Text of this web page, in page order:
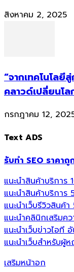
สิงหาคม 2, 2025
“จากเทคโนโล
คลาวด์เปลี่ยนโล
กรกฎาคม 12,
Text ADS
รับทำ SEO ราคาถู
แนะนำสินค้าบริกา
แนะนำสินค้าบริกา
แนะนำเว็บรีวิวสินค้
แนะนำคลินิกเสริม
แนะนำเว็บข่าวไอที
แนะนำเว็บสำหรับผู้
เสริมหน้าอก